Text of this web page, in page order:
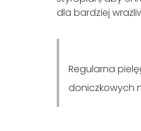
dla bardziej
Regularna
doniczkowych